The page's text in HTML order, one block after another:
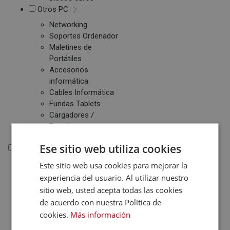
Otros PC
Networking
Soportes Ordenador
Maletines de
Portátiles
Accesorios
informática
Cables Informática
Fundas Tablets
Cargadores /
Baterías
Electrónica
Electrónica
Accesorios Electrónica
Domótica
Consolas
Ese sitio web utiliza cookies
Este sitio web usa cookies para mejorar la
experiencia del usuario. Al utilizar nuestro
sitio web, usted acepta todas las cookies
de acuerdo con nuestra Política de
cookies. Más información